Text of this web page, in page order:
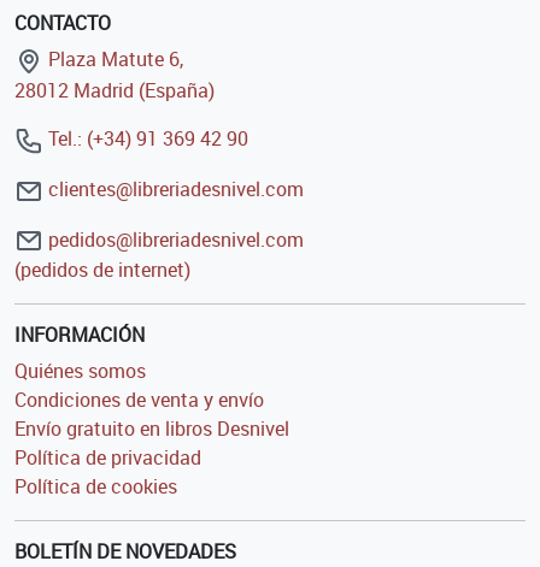
CONTACTO
Plaza Matute 6,
28012 Madrid (España)
Tel.: (+34) 91 369 42 90
clientes@libreriadesnivel.com
pedidos@libreriadesnivel.com
(pedidos de internet)
INFORMACIÓN
Quiénes somos
Condiciones de venta y envío
Envío gratuito en libros Desnivel
Política de privacidad
Política de cookies
BOLETÍN DE NOVEDADES